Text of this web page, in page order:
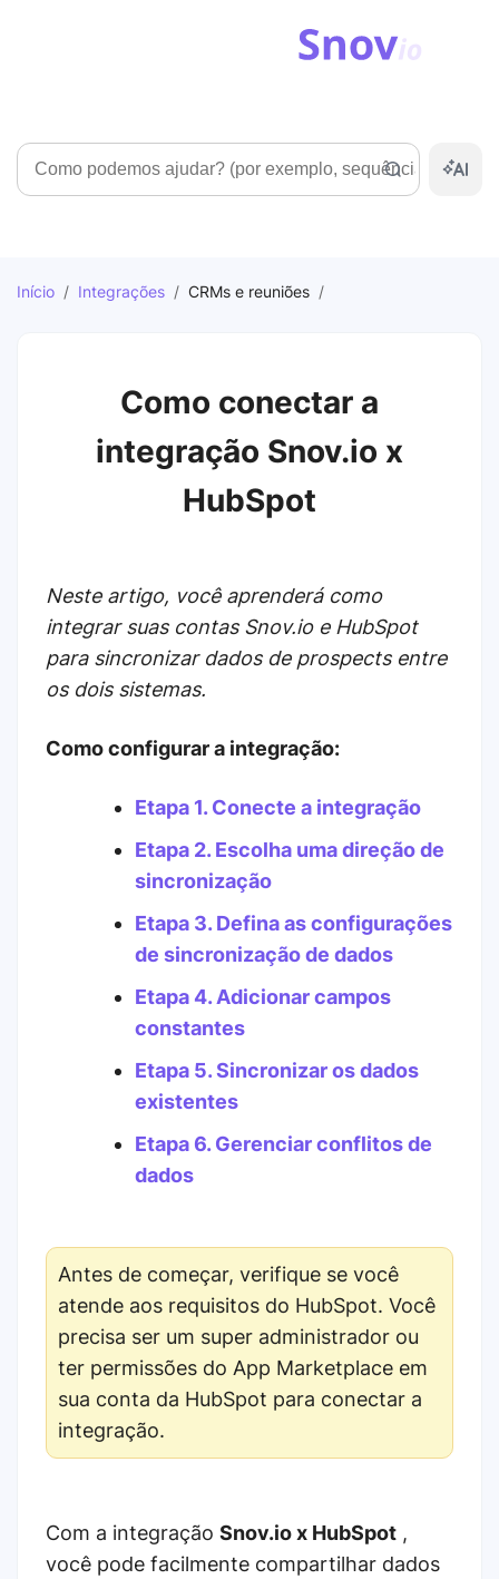
Pesquisar
Início / Integrações / CRMs e reuniões /
Como conectar a
integração Snov.io x
HubSpot
Neste artigo, você aprenderá como
integrar suas contas Snov.io e HubSpot
para sincronizar dados de prospects entre
os dois sistemas.
Como configurar a integração:
Etapa 1. Conecte a integração
Etapa 2. Escolha uma direção de
sincronização
Etapa 3. Defina as configurações
de sincronização de dados
Etapa 4. Adicionar campos
constantes
Etapa 5. Sincronizar os dados
existentes
Etapa 6. Gerenciar conflitos de
dados
Antes de começar, verifique se você
atende aos requisitos do HubSpot. Você
precisa ser um super administrador ou
ter permissões do App Marketplace em
sua conta da HubSpot para conectar a
integração.
Com a integração Snov.io x HubSpot ,
você pode facilmente compartilhar dados